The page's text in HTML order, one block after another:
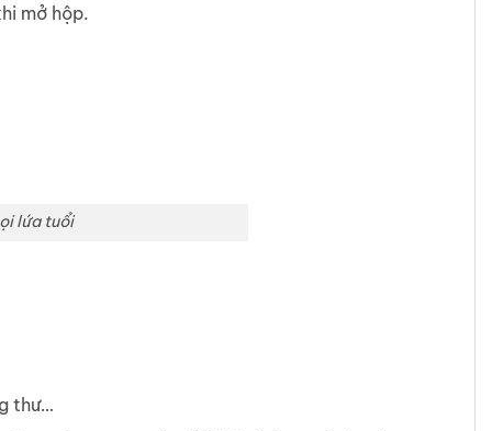
mở hộp.
lứa tuổi
thư…